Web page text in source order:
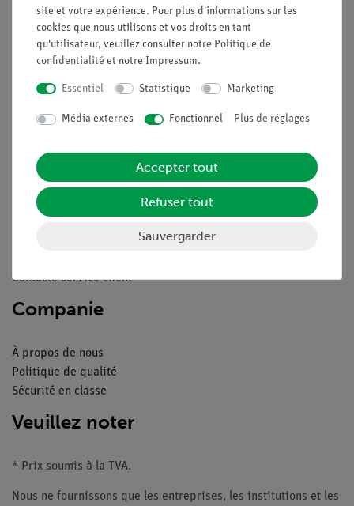
Légal
Conditions générales de vente
Mentions légales
Service
Aperçu du service
Contacte service client
Companie
À propos de nous
Politique de qualité
Sécurité en classe
Veuillez noter
* Prix soumis à la TVA.
Nous ne fournissons que les entreprises, les institutions et les
site et votre expérience. Pour plus d'informations sur les
cookies que nous utilisons et vos droits en tant
qu'utilisateur, veuillez consulter notre Politique de
confidentialité et notre Impressum.
Essentiel Statistique Marketing
Média externes Fonctionnel Plus de réglages
Accepter tout
Refuser tout
Sauvergarder